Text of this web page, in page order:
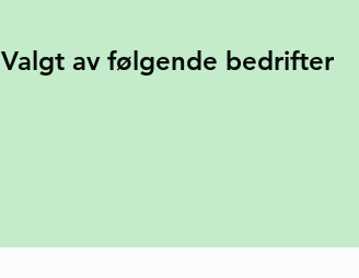
Valgt av følgende bedrifter